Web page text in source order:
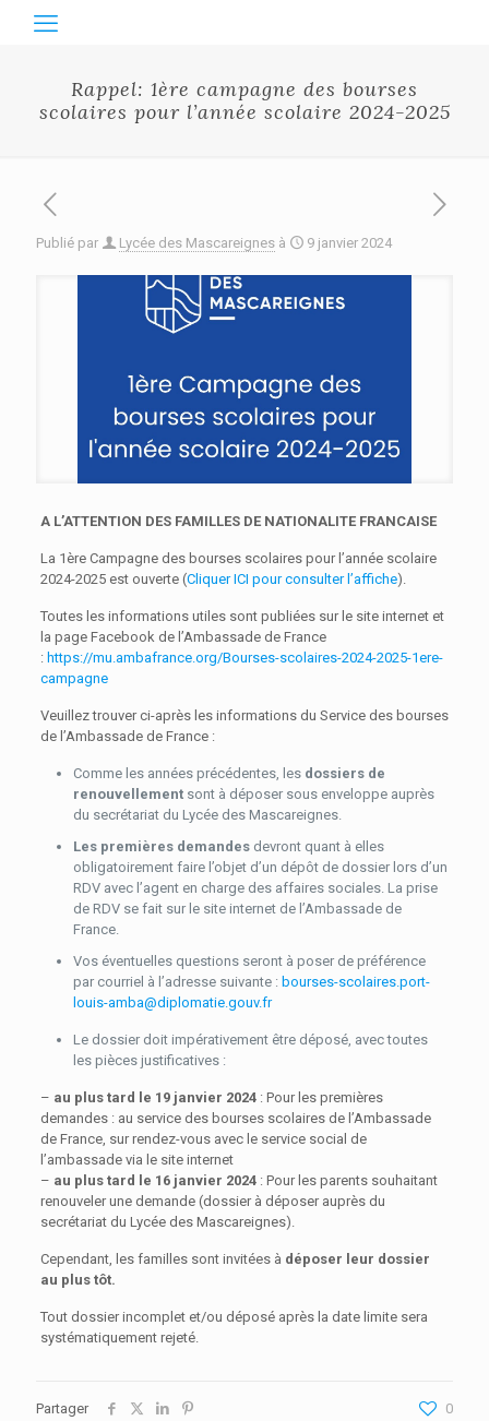
Rappel: 1ère campagne des bourses
scolaires pour l’année scolaire 2024-2025
Publié par Lycée des Mascareignes à 9 janvier 2024
A L’ATTENTION DES FAMILLES DE NATIONALITE FRANCAISE
La 1ère Campagne des bourses scolaires pour l’année scolaire
2024-2025 est ouverte (Cliquer ICI pour consulter l’affiche).
Toutes les informations utiles sont publiées sur le site internet et
la page Facebook de l’Ambassade de France
: https://mu.ambafrance.org/Bourses-scolaires-2024-2025-1ere-
campagne
Veuillez trouver ci-après les informations du Service des bourses
de l’Ambassade de France :
Comme les années précédentes, les dossiers de
renouvellementsont à déposer sous enveloppe auprès
du secrétariat du Lycée des Mascareignes.
Les premières demandesdevront quant à elles
obligatoirement faire l’objet d’un dépôt de dossier lors d’un
RDV avec l’agent en charge des affaires sociales. La prise
de RDV se fait sur le site internet de l’Ambassade de
France.
Vos éventuelles questions seront à poser de préférence
par courriel à l’adresse suivante : bourses-scolaires.port-
louis-amba@diplomatie.gouv.fr
Le dossier doit impérativement être déposé, avec toutes
les pièces justificatives :
– au plus tard le 19 janvier 2024: Pour les premières
demandes : au service des bourses scolaires de l’Ambassade
de France, sur rendez-vous avec le service social de
l’ambassade via le site internet
– au plus tard le 16 janvier 2024: Pour les parents souhaitant
renouveler une demande (dossier à déposer auprès du
secrétariat du Lycée des Mascareignes).
Cependant, les familles sont invitées à déposer leur dossier
au plus tôt.
Tout dossier incomplet et/ou déposé après la date limite sera
systématiquement rejeté.
Partager 0